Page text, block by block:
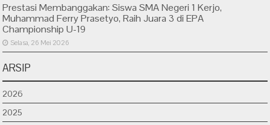
Prestasi Membanggakan: Siswa SMA Negeri 1 Kerjo,
Muhammad Ferry Prasetyo, Raih Juara 3 di EPA
Championship U-19
Selasa, 26 Mei 2026
ARSIP
2026
2025